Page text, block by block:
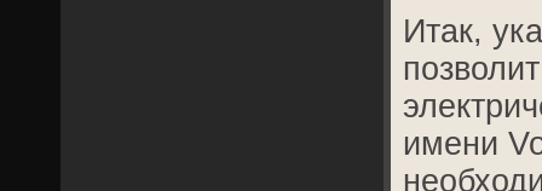
Итак,
имени